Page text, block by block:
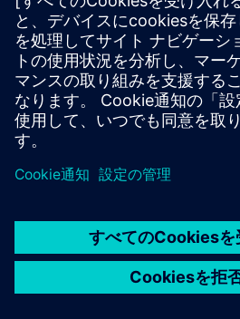
世界各地の事業拠点
サポート・センター
ご意見・ご要望
違法コピーの連絡先
© Siemens2026
タル・ミレニアム著作権法 (DMCA)